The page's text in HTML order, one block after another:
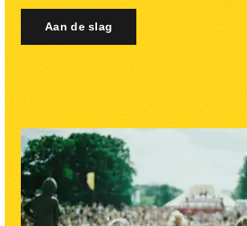
Aan de slag